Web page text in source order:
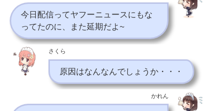
今日配信ってヤフーニュースにもな
ってたのに、また延期だよ~
さくら
原因はなんなんでしょうか・・・
かれん